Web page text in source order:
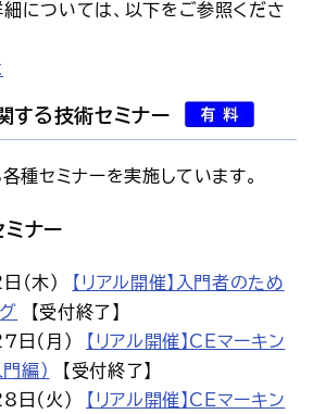
については、以下をご参照くださ
する技術セミナー
種セミナーを実施しています。
ナー
日（木）
【リアル開催】入門者のため
【受付終了】
７日（月）
【リアル開催】CEマーキン
編）
【受付終了】
8日（火）
【リアル開催】CEマーキン